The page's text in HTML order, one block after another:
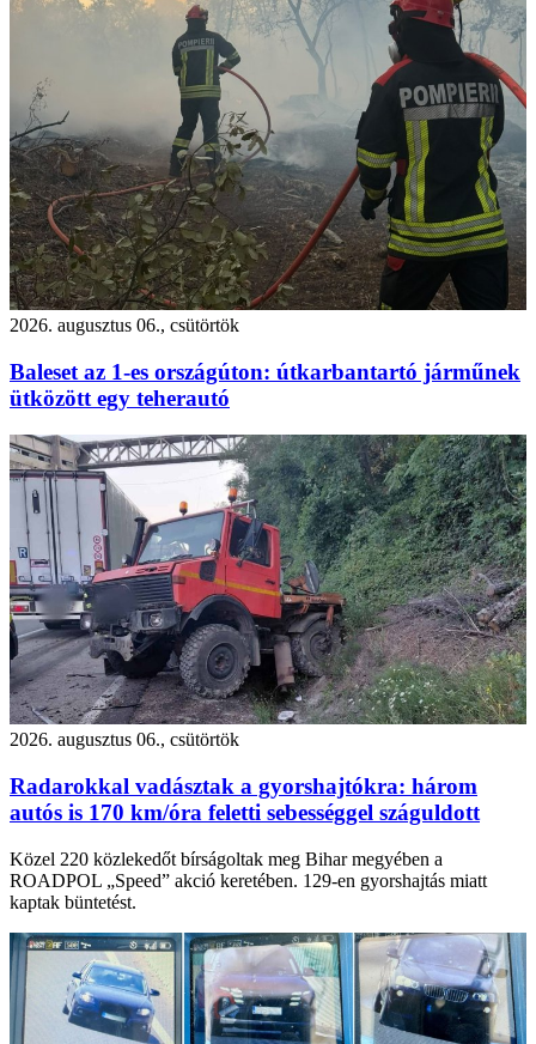
2026. augusztus 06., csütörtök
Baleset az 1-es országúton: útkarbantartó járműnek
ütközött egy teherautó
2026. augusztus 06., csütörtök
Radarokkal vadásztak a gyorshajtókra: három
autós is 170 km/óra feletti sebességgel száguldott
Közel 220 közlekedőt bírságoltak meg Bihar megyében a
ROADPOL „Speed” akció keretében. 129-en gyorshajtás miatt
kaptak büntetést.